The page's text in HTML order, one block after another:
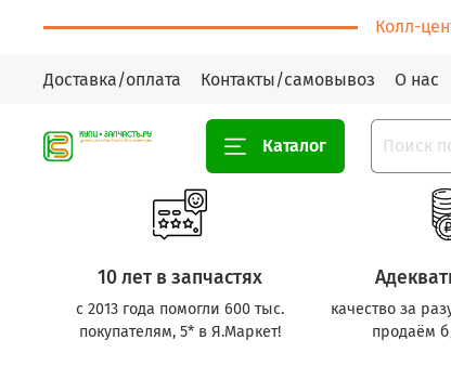
Колл-
Доставка/оплата Контакты/самовывоз О нас
Каталог
10 лет в запчастях
с 2013 года помогли 600 тыс.
покупателям, 5* в Я.Маркет!
качество за
продаём